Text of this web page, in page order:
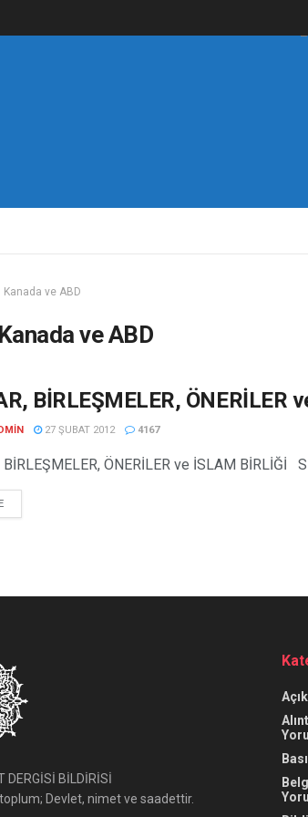
Kanada ve ABD
Kanada ve ABD
BİRLEŞMELER, ÖNERİLER
27 ŞUBAT 2012 4167
ÖNERİLER ve İSLAM BİRLİĞİ
DERGİSİ BİLDİRİSİ
Devlet, nimet ve saadettir.